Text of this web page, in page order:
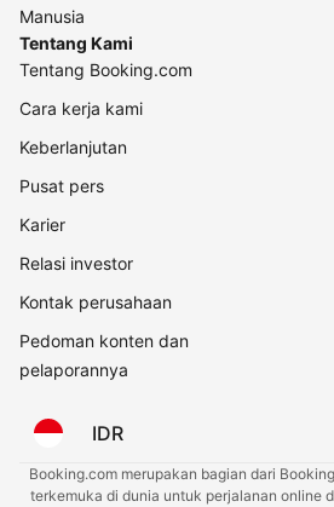
Manusia
Tentang Kami
Tentang Booking.com
Cara kerja kami
Keberlanjutan
Pusat pers
Karier
Relasi investor
Kontak perusahaan
Pedoman konten dan
pelaporannya
IDR
Booking.com merupakan bagian dari
terkemuka di dunia untuk perjalanan online